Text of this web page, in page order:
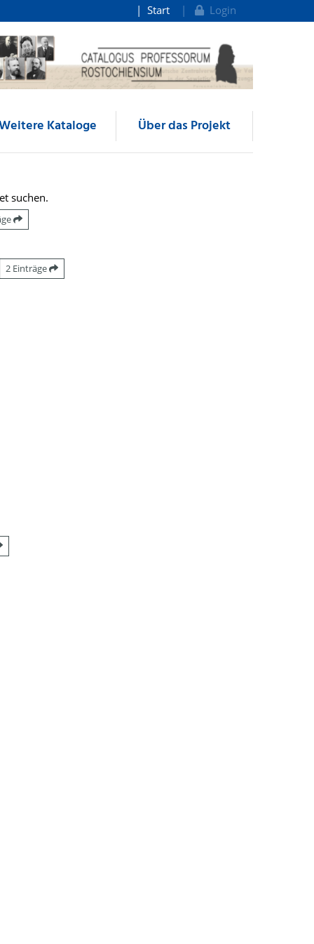
Start Login
Kataloge Über das Projekt
suchen.
2 Einträge